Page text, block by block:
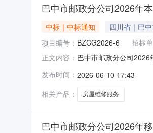
巴中市邮政分公司2026年
中标｜中标通知 四川省｜巴
项目编号： BZCG2026-6 招标
正文内容： 巴中市邮政分公司
三、发布公告的媒体本
发布时间： 2026-06-10 17:43
相关产品：
房屋维修服务
巴中市邮政分公司2026年